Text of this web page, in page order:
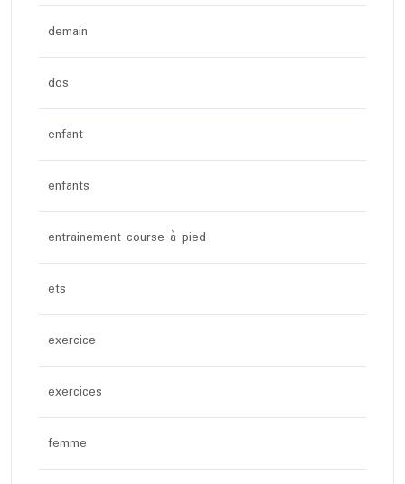
demain
dos
enfant
enfants
entrainement course à pied
ets
exercice
exercices
femme